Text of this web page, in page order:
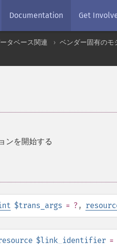
Documentation Get
タベース関連 ベンダー固有のモ
ンを開始する
$trans_args = ? ,
$link_identifier =